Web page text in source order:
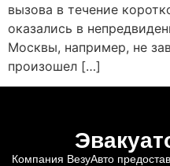
вызова в течение
оказались в
Москвы, например, не
произошел […]
Компания ВезуАвто